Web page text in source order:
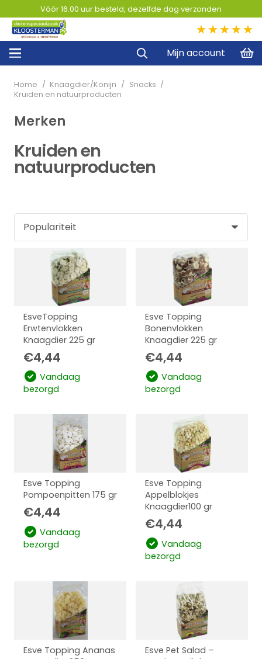
Vóór 16.00 uur besteld, dezelfde dag verzonden
Mijn account
Home / Knaagdier/Konijn / Snacks /
Kruiden en natuurproducten
Kruiden en
natuurproducten
EsveTopping
Erwtenvlokken
Knaagdier 225 gr
€4,44
Vandaag
bezorgd
Esve Topping
Bonenvlokken
Knaagdier 225 gr
€4,44
Vandaag
bezorgd
Esve Topping
Pompoenpitten 175 gr
€4,44
Vandaag
bezorgd
Esve Topping
Appelblokjes
Knaagdier100 gr
€4,44
Vandaag
bezorgd
Esve Topping Ananas
Esve Pet Salad –
Merken